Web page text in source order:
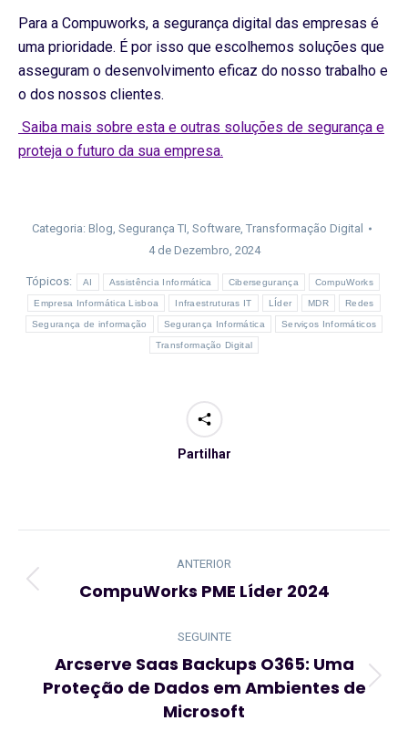
Para a Compuworks, a segurança digital das empresas é
uma prioridade. É por isso que escolhemos soluções que
asseguram o desenvolvimento eficaz do nosso trabalho e
o dos nossos clientes.
Saiba mais sobre esta e outras soluções de segurança e
proteja o futuro da sua empresa.
Categoria: Blog, Segurança TI, Software, Transformação Digital
4 de Dezembro, 2024
Tópicos: AI Assistência Informática Cibersegurança CompuWorks
Empresa Informática Lisboa Infraestruturas IT LÍder MDR Redes
Segurança de informação Segurança Informática Serviços Informáticos
Transformação Digital
Partilhar
Navegação
de
post:
ANTERIOR
Artigo
CompuWorks PME Líder 2024
SEGUINTE
Artigo
seguinte:
Arcserve Saas Backups O365: Uma
Proteção de Dados em Ambientes de
Microsoft